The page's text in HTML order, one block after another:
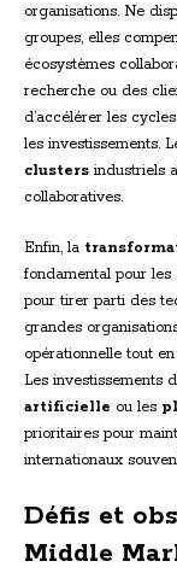
organisations. Ne
groupes, elles
écosystèmes
recherche ou des
d’accélérer les
les investissements.
clusters industriels
collaboratives.
Enfin, la
fondamental pour
pour tirer parti des
grandes
opérationnelle tout
Les investissements
artificielle ou les
prioritaires pour
internationaux
Défis et
Middle